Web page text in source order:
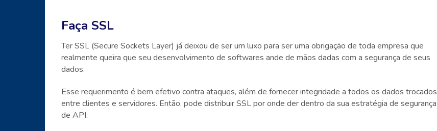
Faça SSL
Ter SSL (Secure Sockets Layer) já deixou de ser um luxo para ser uma obrigação de toda empresa que
realmente queira que seu desenvolvimento de softwares ande de mãos dadas com a segurança de seus
dados.
Esse requerimento é bem efetivo contra ataques, além de fornecer integridade a todos os dados trocados
entre clientes e servidores. Então, pode distribuir SSL por onde der dentro da sua estratégia de segurança
de API.